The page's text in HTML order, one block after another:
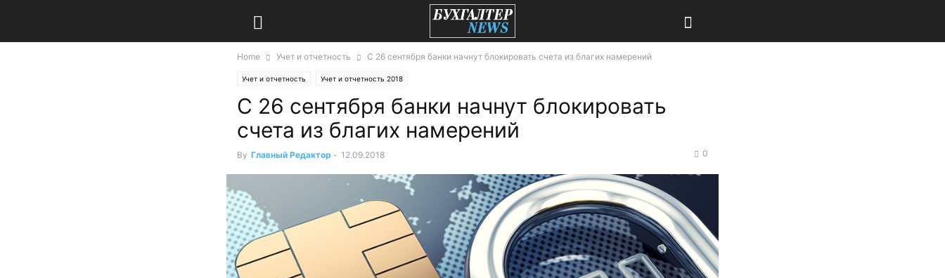
Home Учет и отчетность С 26 сентября банки начнут блокировать счета из благих намерений
Учет и отчетность Учет и отчетность 2018
С 26 сентября банки начнут блокировать
счета из благих намерений
By Главный Редактор - 12.09.2018 0